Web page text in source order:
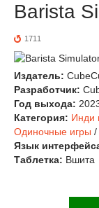
Barista
1711
Издатель:
Разработчик:
Год выхода:
Категория: Инди
Одиночные игры /
Язык
Таблетка: Вшита